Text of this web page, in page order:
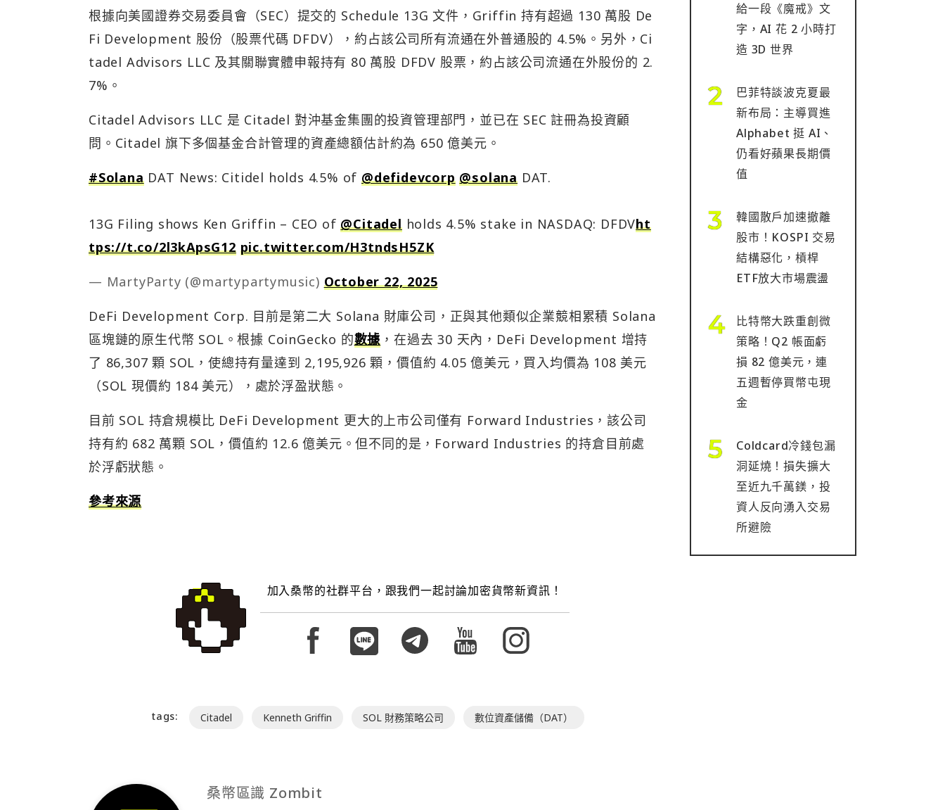
根據向美國證券交易委員會（SEC）提交的 Schedule 13G 文件，Griffin 持有超過 130 萬股 De
Fi Development 股份（股票代碼 DFDV），約占該公司所有流通在外普通股的 4.5%。另外，Ci
tadel Advisors LLC 及其關聯實體申報持有 80 萬股 DFDV 股票，約占該公司流通在外股份的 2.
7%。
Citadel Advisors LLC 是 Citadel 對沖基金集團的投資管理部門，並已在 SEC 註冊為投資顧
問。Citadel 旗下多個基金合計管理的資產總額估計約為 650 億美元。
#SolanaDAT News: Citidel holds 4.5% of@defidevcorp @solana DAT.
13G Filing shows Ken Griffin – CEO of@Citadelholds 4.5% stake in NASDAQ: DFDVht
tps://t.co/2l3kApsG12 pic.twitter.com/H3tndsH5ZK
— MartyParty (@martypartymusic) October 22, 2025
DeFi Development Corp. 目前是第二大 Solana 財庫公司，正與其他類似企業競相累積 Solana
區塊鏈的原生代幣 SOL。根據 CoinGecko 的數據 ，在過去 30 天內，DeFi Development 增持
了 86,307 顆 SOL，使總持有量達到 2,195,926 顆，價值約 4.05 億美元，買入均價為 108 美元
（SOL 現價約 184 美元），處於浮盈狀態。
目前 SOL 持倉規模比 DeFi Development 更大的上市公司僅有 Forward Industries，該公司
持有約 682 萬顆 SOL，價值約 12.6 億美元。但不同的是，Forward Industries 的持倉目前處
於浮虧狀態。
參考來源
加入桑幣的社群平台，跟我們一起討論加密貨幣新資訊！
tags: Citadel Kenneth Griffin SOL 財務策略公司 數位資產儲備（DAT）
桑幣區識 Zombit
給一段《魔戒》文
字，AI 花 2 小時打
造 3D 世界
巴菲特談波克夏最
新布局：主導買進
Alphabet 挺 AI、
仍看好蘋果長期價
值
韓國散戶加速撤離
股市！KOSPI 交易
結構惡化，槓桿
ETF放大市場震盪
比特幣大跌重創微
策略！Q2 帳面虧
損 82 億美元，連
五週暫停買幣屯現
金
Coldcard冷錢包漏
洞延燒！損失擴大
至近九千萬鎂，投
資人反向湧入交易
所避險